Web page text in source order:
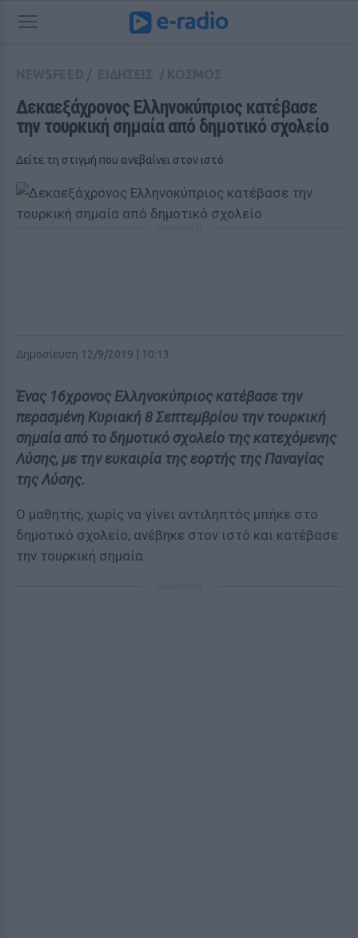
Δεκαεξάχρονος Ελληνοκύπριος κατέβασε
την τουρκική σημαία από δημοτικό σχολείο
Δείτε τη στιγμή που ανεβαίνει στον ιστό
Δημοσίευση 12/9/2019 | 10:13
Ένας 16χρονος Ελληνοκύπριος κατέβασε την
περασμένη Κυριακή 8 Σεπτεμβρίου την τουρκική
σημαία από το δημοτικό σχολείο της κατεχόμενης
Λύσης, με την ευκαιρία της εορτής της Παναγίας
της Λύσης.
Ο μαθητής, χωρίς να γίνει αντιληπτός μπήκε στο
δημοτικό σχολείο, ανέβηκε στον ιστό και κατέβασε
την τουρκική σημαία.